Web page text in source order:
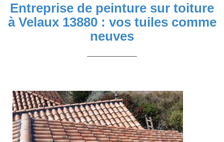
Entreprise de peinture sur toiture
à Velaux 13880 : vos tuiles comme
neuves